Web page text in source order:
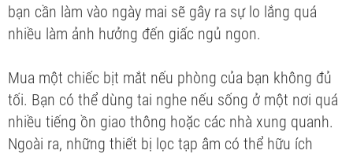
bạn cần làm vào ngày mai sẽ gây ra sự lo lắng quá
nhiều làm ảnh hưởng đến giấc ngủ ngon.
Mua một chiếc bịt mắt nếu phòng của bạn không đủ
tối. Bạn có thể dùng tai nghe nếu sống ở một nơi quá
nhiều tiếng ồn giao thông hoặc các nhà xung quanh.
Ngoài ra, những thiết bị lọc tạp âm có thể hữu ích